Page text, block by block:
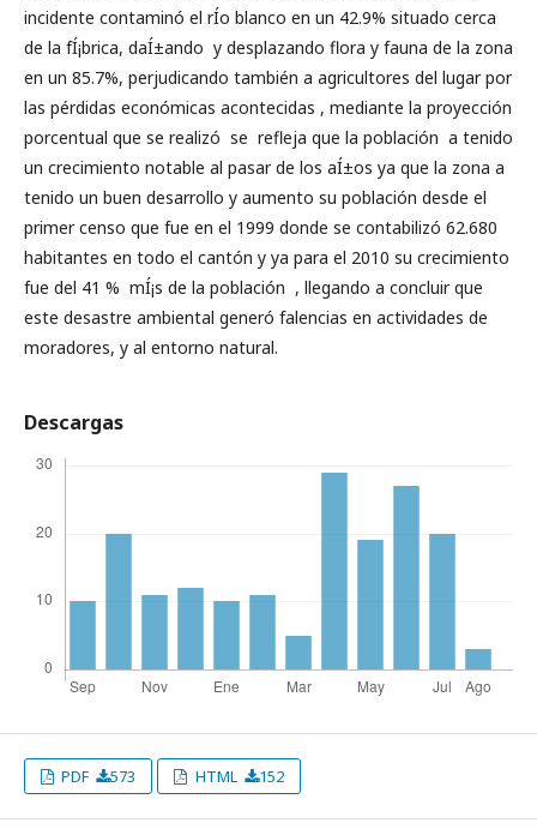
incidente contaminó el rÍ­o blanco en un 42.9% situado cerca
de la fÍ¡brica, daÍ±ando y desplazando flora y fauna de la zona
en un 85.7%, perjudicando también a agricultores del lugar por
las pérdidas económicas acontecidas , mediante la proyección
porcentual que se realizó se refleja que la población a tenido
un crecimiento notable al pasar de los aÍ±os ya que la zona a
tenido un buen desarrollo y aumento su población desde el
primer censo que fue en el 1999 donde se contabilizó 62.680
habitantes en todo el cantón y ya para el 2010 su crecimiento
fue del 41 % mÍ¡s de la población , llegando a concluir que
este desastre ambiental generó falencias en actividades de
moradores, y al entorno natural.
Descargas
PDF 573 HTML 152